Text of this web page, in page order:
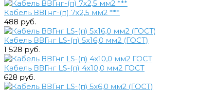
Кабель ВВГнг-(п) 7х2,5 мм2 ***
488 руб.
Кабель ВВГнг LS-(п) 5х16,0 мм2 (ГОСТ)
1 528 руб.
Кабель ВВГнг LS-(п) 4х10,0 мм2 ГОСТ
628 руб.